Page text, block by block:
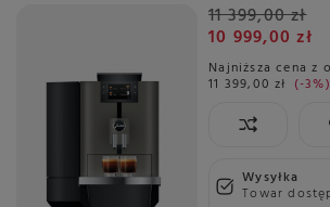
11 399,00 zł
10 999,00 zł
Najniższa cena z
11 399,00 zł -3%
Wysyłka
Towar